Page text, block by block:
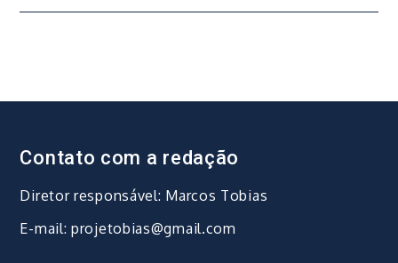
Contato com a redação
Diretor responsável: Marcos Tobias
E-mail: projetobias@gmail.com